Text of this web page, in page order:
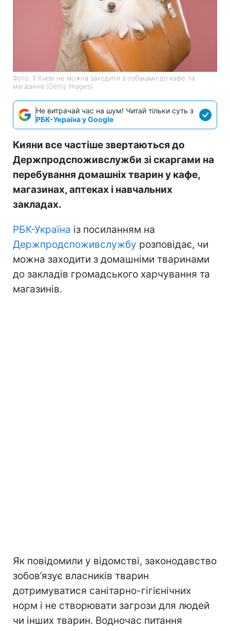
Фото: У Києві не можна заходити з собаками до кафе та
магазинів (Getty Images)
Не витрачай час на шум! Читай тільки суть з
РБК-Україна у Google
Кияни все частіше звертаються до
Держпродспоживслужби зі скаргами на
перебування домашніх тварин у кафе,
магазинах, аптеках і навчальних
закладах.
РБК-Україна із посиланням на
Держпродспоживслужбу розповідає, чи
можна заходити з домашніми тваринами
до закладів громадського харчування та
магазинів.
Як повідомили у відомстві, законодавство
зобов’язує власників тварин
дотримуватися санітарно-гігієнічних
норм і не створювати загрози для людей
чи інших тварин. Водночас питання